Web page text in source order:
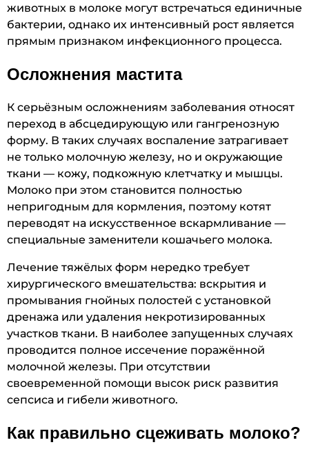
животных в молоке могут встречаться единичные
бактерии, однако их интенсивный рост является
прямым признаком инфекционного процесса.
Осложнения мастита
К серьёзным осложнениям заболевания относят
переход в абсцедирующую или гангренозную
форму. В таких случаях воспаление затрагивает
не только молочную железу, но и окружающие
ткани — кожу, подкожную клетчатку и мышцы.
Молоко при этом становится полностью
непригодным для кормления, поэтому котят
переводят на искусственное вскармливание —
специальные заменители кошачьего молока.
Лечение тяжёлых форм нередко требует
хирургического вмешательства: вскрытия и
промывания гнойных полостей с установкой
дренажа или удаления некротизированных
участков ткани. В наиболее запущенных случаях
проводится полное иссечение поражённой
молочной железы. При отсутствии
своевременной помощи высок риск развития
сепсиса и гибели животного.
Как правильно сцеживать молоко?